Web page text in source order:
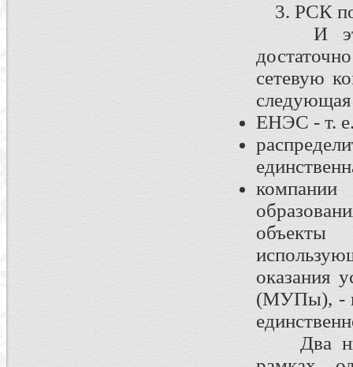
3. РСК
И это
сетевую
ЕНЭС - т.
объекты
оказания
(МУПы), - в
Два